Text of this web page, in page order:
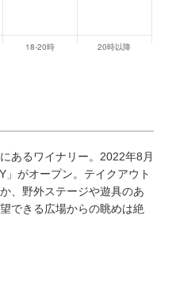
あるワイナリー。2022年8月
がオープン。テイクアウト
、野外ステージや遊具のあ
できる広場からの眺めは絶